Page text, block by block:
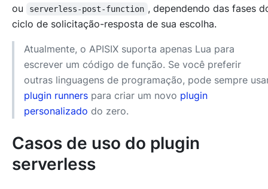
ou serverless-post-function , dependendo das fases
ciclo de solicitação-resposta de sua escolha.
Atualmente, o APISIX suporta apenas Lua para
escrever um código de função. Se você preferir
outras linguagens de programação, pode sempre
plugin runners para criar um novo plugin
personalizado do zero.
Casos de uso do plugin
serverless